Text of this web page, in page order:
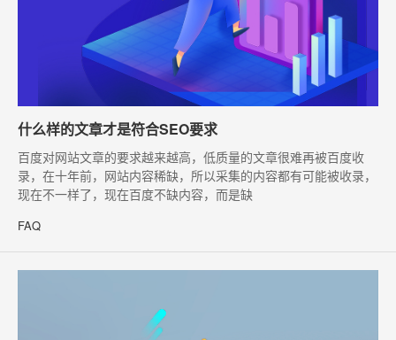
什么样的文章才是符合SEO要求
​百度对网站文章的要求越来越高，低质量的文章很难再被百度收
录，在十年前，网站内容稀缺，所以采集的内容都有可能被收录，
现在不一样了，现在百度不缺内容，而是缺
FAQ